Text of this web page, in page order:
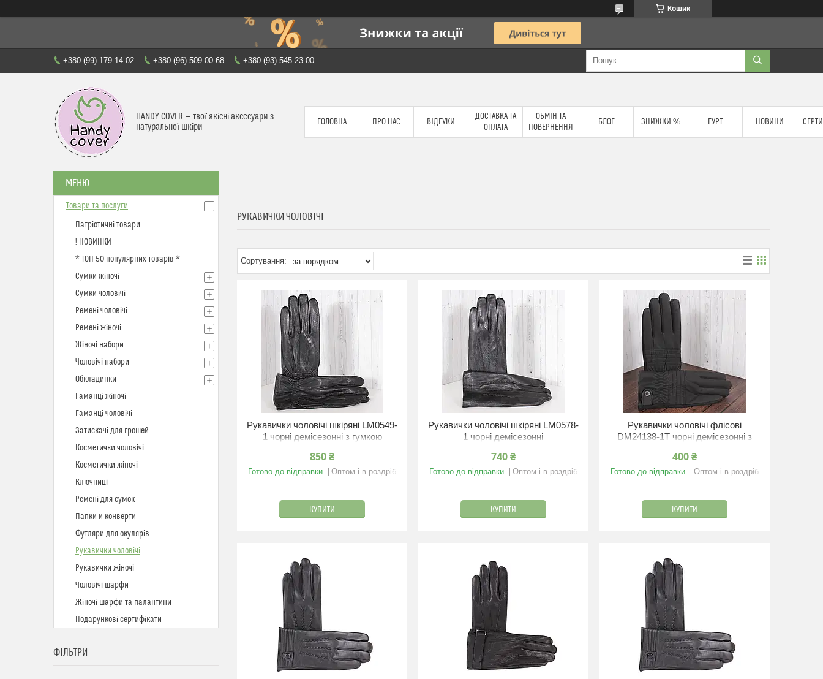
Кошик
+380 (99) 179-14-02 +380 (96) 509-00-68 +380 (93) 545-23-00
HANDY COVER — твої якісні аксесуари з
натуральної шкіри
ГОЛОВНА ПРО НАС ВІДГУКИ
ДОСТАВКА ТА
ОПЛАТА
ОБМІН ТА
ПОВЕРНЕННЯ
БЛОГ ЗНИЖКИ % ГУРТ НОВИНИ
РУКАВИЧКИ ЧОЛОВІЧІ
Рукавички чоловічі шкіряні LM0549-
1 чорні демісезонні з гумкою
850 ₴
Готово до відправки Оптом і в роздріб
КУПИТИ
Рукавички чоловічі шкіряні LM0578-
1 чорні демісезонні
740 ₴
Готово до відправки Оптом і в роздріб
КУПИТИ
Рукавички чоловічі флісові
DM24138-1T чорні демісезонні з
400 ₴
Готово до відправки Оптом і в роздріб
КУПИТИ
Товари та послуги
Патріотичні товари
! НОВИНКИ
* ТОП 50 популярних товарів *
Сумки жіночі
Сумки чоловічі
Ремені чоловічі
Ремені жіночі
Жіночі набори
Чоловічі набори
Обкладинки
Гаманці жіночі
Гаманці чоловічі
Затискачі для грошей
Косметички чоловічі
Косметички жіночі
Ключниці
Ремені для сумок
Папки и конверти
Футляри для окулярів
Рукавички чоловічі
Рукавички жіночі
Чоловічі шарфи
Жіночі шарфи та палантини
Подарункові сертифікати
ФІЛЬТРИ